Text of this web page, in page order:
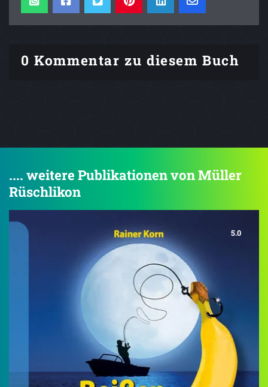
0 Kommentar zu diesem Buch
.... weitere Publikationen von Müller
Rüschlikon
5.0